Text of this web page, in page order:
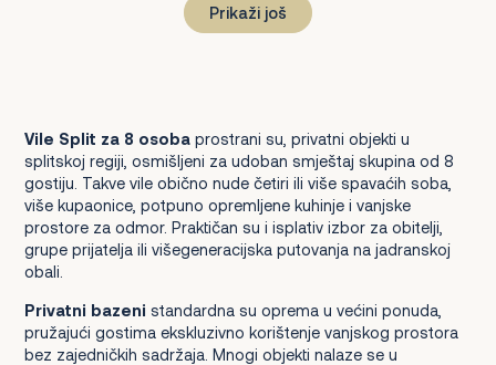
Prikaži još
Vile Split za 8 osobaprostrani su, privatni objekti u
splitskoj regiji, osmišljeni za udoban smještaj skupina od 8
gostiju. Takve vile obično nude četiri ili više spavaćih soba,
više kupaonice, potpuno opremljene kuhinje i vanjske
prostore za odmor. Praktičan su i isplativ izbor za obitelji,
grupe prijatelja ili višegeneracijska putovanja na jadranskoj
obali.
Privatni bazeni standardna su oprema u većini ponuda,
pružajući gostima ekskluzivno korištenje vanjskog prostora
bez zajedničkih sadržaja. Mnogi objekti nalaze se u